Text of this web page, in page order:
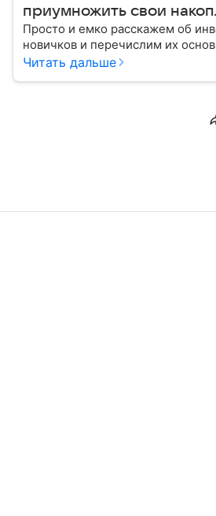
приумножить свои
Просто и емко расскажем об
новичков и перечислим их
Читать дальше